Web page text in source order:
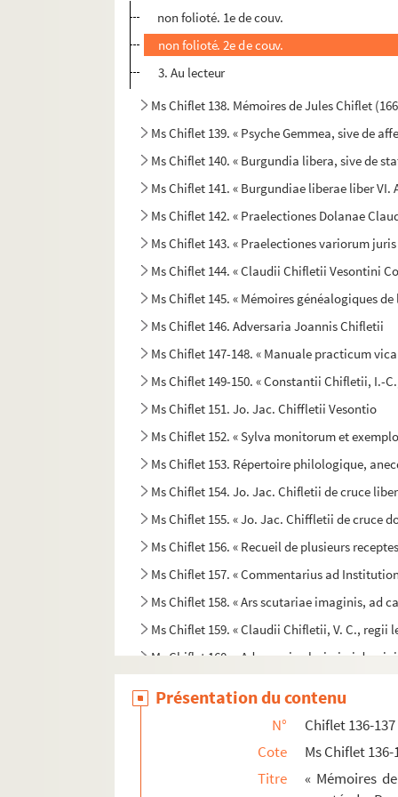
non folioté. 1e de couv.
non folioté. 2e de couv.
3. Au lecteur
Ms Chiflet 138. Mémoires de Jules Chiflet
Ms Chiflet 139. « Psyche Gemmea, sive de
Ms Chiflet 140. « Burgundia libera, sive de
Ms Chiflet 141. « Burgundiae liberae liber
Ms Chiflet 142. « Praelectiones Dolanae
Ms Chiflet 143. « Praelectiones variorum
Ms Chiflet 144. « Claudii Chifletii Vesontini
Ms Chiflet 145. « Mémoires généalogiques
Ms Chiflet 146. Adversaria Joannis Chifletii
Ms Chiflet 147-148. « Manuale practicum
Ms Chiflet 149-150. « Constantii Chifletii, I.-
Ms Chiflet 151. Jo. Jac. Chiffletii Vesontio
Ms Chiflet 152. « Sylva monitorum et
Ms Chiflet 153. Répertoire philologique,
Ms Chiflet 154. Jo. Jac. Chifletii de cruce
Ms Chiflet 155. « Jo. Jac. Chiffletii de cruce
Ms Chiflet 156. « Recueil de plusieurs
Ms Chiflet 157. « Commentarius ad
Ms Chiflet 158. « Ars scutariae imaginis, ad
Ms Chiflet 159. « Claudii Chifletii, V. C.,
Ms Chiflet 160. « Adversaria clarissimi
Présentation du contenu
N°
Chiflet 136-137
Cote
Ms Chiflet 136-
Titre
« Mémoires